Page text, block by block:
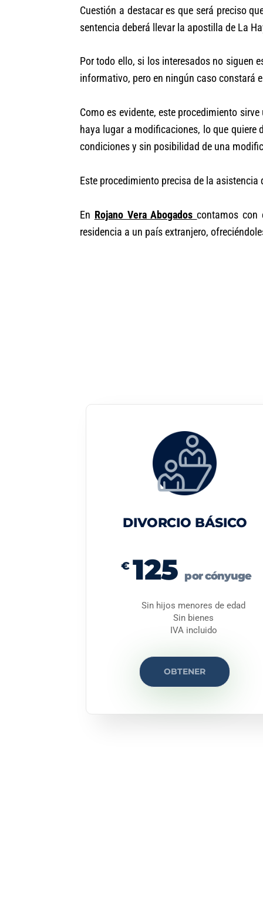
Cuestión a destacar es que será preciso
sentencia deberá llevar la apostilla de La
Por todo ello, si los interesados no siguen
informativo, pero en ningún caso constará
Como es evidente, este procedimiento
haya lugar a modificaciones, lo que quiere
condiciones y sin posibilidad de una
Este procedimiento precisa de la
En Rojano Vera Abogadoscontamos con
residencia a un país extranjero,
DIVORCIO BÁSICO
€ 125 por cónyuge
Sin hijos menores de edad
Sin bienes
IVA incluido
OBTENER